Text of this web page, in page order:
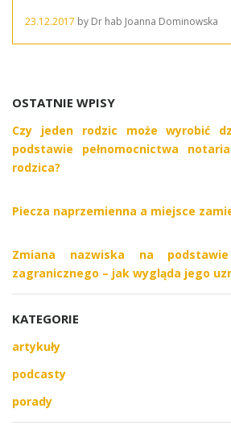
23.12.2017 by Dr hab Joanna Dominowska
OSTATNIE WPISY
Czy jeden rodzic może wyrobić
podstawie pełnomocnictwa
rodzica?
Piecza naprzemienna a miejsce
Zmiana nazwiska na
zagranicznego – jak wygląda jego
KATEGORIE
artykuły
podcasty
porady